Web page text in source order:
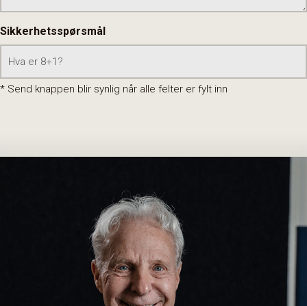
Sikkerhetsspørsmål
* Send knappen blir synlig når alle felter er fylt inn